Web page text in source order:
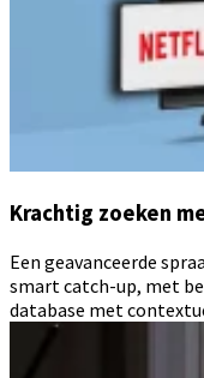
Krachtig zoeken
Een geavanceerde
smart catch-up, met
database met